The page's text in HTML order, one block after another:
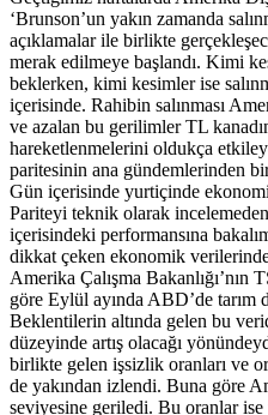
‘Brunson’un yakın zamanda
açıklamalar ile birlikte
merak edilmeye başlandı. Kimi
beklerken, kimi kesimler ise
içerisinde. Rahibin salınması
ve azalan bu gerilimler TL
hareketlenmelerini oldukça
paritesinin ana gündemlerinden
Gün içerisinde yurtiçinde
Pariteyi teknik olarak
içerisindeki performansına
dikkat çeken ekonomik
Amerika Çalışma Bakanlığı’nın
göre Eylül ayında ABD’de tarım
Beklentilerin altında gelen bu
düzeyinde artış olacağı
birlikte gelen işsizlik oranları ve
de yakından izlendi. Buna göre
seviyesine geriledi. Bu oranlar ise